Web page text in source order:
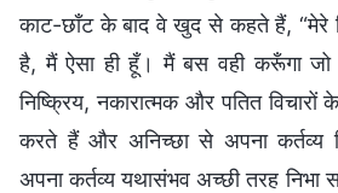
काट-छाँट के बाद वे खुद से कहते हैं, “मेरे
है, मैं ऐसा ही हूँ। मैं बस वही करूँगा
निष्क्रिय, नकारात्मक और पतित विचारों
करते हैं और अनिच्छा से अपना कर्तव्य
अपना कर्तव्य यथासंभव अच्छी तरह